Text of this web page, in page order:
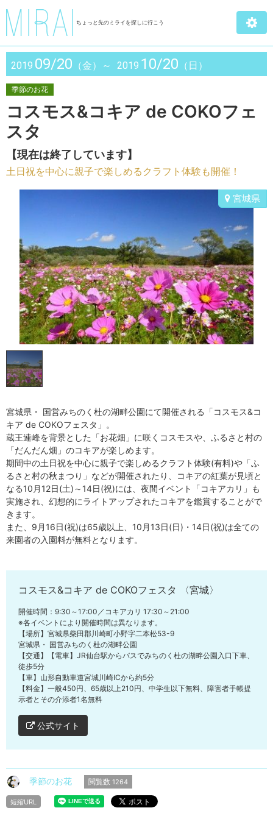
ちょっと先のミライを探しに行こう
2019 09/20 （金）～ 2019 10/20 （日）
季節のお花
コスモス&コキア de COKOフェ
スタ
【現在は終了しています】
土日祝を中心に親子で楽しめるクラフト体験も開催！
宮城県
宮城県・ 国営みちのく杜の湖畔公園にて開催される「コスモス&コ
キア de COKOフェスタ」。
蔵王連峰を背景とした「お花畑」に咲くコスモスや、ふるさと村の
「だんだん畑」のコキアが楽しめます。
期間中の土日祝を中心に親子で楽しめるクラフト体験(有料)や「ふ
るさと村の秋まつり」などが開催されたり、コキアの紅葉が見頃と
なる10月12日(土)～14日(祝)には、夜間イベント「コキアカリ」も
実施され、幻想的にライトアップされたコキアを鑑賞することがで
きます。
また、9月16日(祝)は65歳以上、10月13日(日)・14日(祝)は全ての
来園者の入園料が無料となります。
コスモス&コキア de COKOフェスタ 〈宮城〉
開催時間：9:30～17:00／コキアカリ 17:30～21:00
※各イベントにより開催時間は異なります。
【場所】宮城県柴田郡川崎町小野字二本松53-9
宮城県・ 国営みちのく杜の湖畔公園
【交通】【電車】JR仙台駅からバスでみちのく杜の湖畔公園入口下車、
徒歩5分
【車】山形自動車道宮城川崎ICから約5分
【料金】一般450円、65歳以上210円、中学生以下無料、障害者手帳提
示者とその介添者1名無料
公式サイト
季節のお花 閲覧数 1264
短縮URL